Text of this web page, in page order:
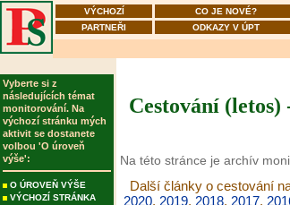
VÝCHOZÍ CO JE NOVÉ?
PARTNEŘI
ODKAZY V ÚPT
Vyberte si z
následujících témat
monitorování. Na
výchozí stránku mých
aktivit se dostanete
volbou 'O úroveň
výše':
O ÚROVEŇ VÝŠE
VÝCHOZÍ STRÁNKA
Cestování
Na této stránce je archív
Další články o cestování
2020, 2019, 2018, 2017,